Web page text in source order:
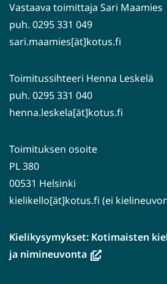
Vastaava toimittaja Sari Maamies
puh. 0295 331 049
sari.maamies[ät]kotus.fi
Toimitussihteeri Henna Leskelä
puh. 0295 331 040
henna.leskela[ät]kotus.fi
Toimituksen osoite
PL 380
00531 Helsinki
kielikello[ät]kotus.fi (ei
Kielikysymykset: Kotimaisten
ja nimineuvonta(avautuu